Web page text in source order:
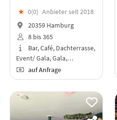
★ 0(0) Anbieter seit 2018
20359 Hamburg
8 bis 365
Bar, Café, Dachterrasse,
Event/ Gala, Gala,…
auf Anfrage